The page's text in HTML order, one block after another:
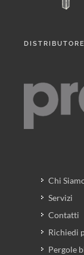
Chi
Servizi
Contatti
Richiedi
Pergole